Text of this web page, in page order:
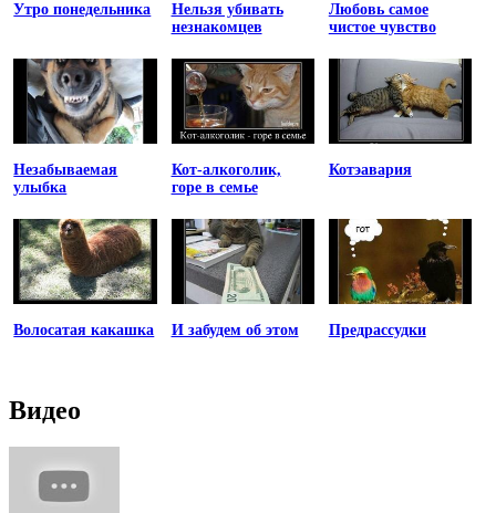
Утро понедельника
Нельзя убивать
незнакомцев
Любовь самое
чистое чувство
Незабываемая
улыбка
Кот-алкоголик,
горе в семье
Котэавария
Волосатая какашка И забудем об этом Предрассудки
Видео